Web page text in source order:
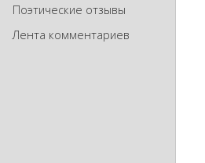
Поэтические отзывы
Лента комментариев